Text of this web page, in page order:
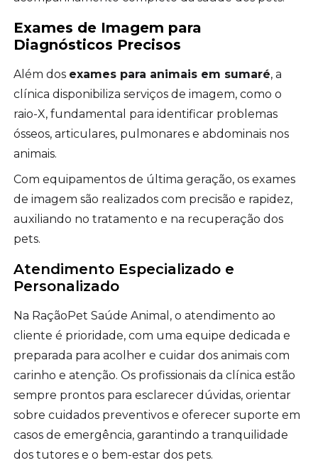
Exames de Imagem para
Diagnósticos Precisos
Além dos exames para animais em sumaré, a
clínica disponibiliza serviços de imagem, como o
raio-X, fundamental para identificar problemas
ósseos, articulares, pulmonares e abdominais nos
animais.
Com equipamentos de última geração, os exames
de imagem são realizados com precisão e rapidez,
auxiliando no tratamento e na recuperação dos
pets.
Atendimento Especializado e
Personalizado
Na RaçãoPet Saúde Animal, o atendimento ao
cliente é prioridade, com uma equipe dedicada e
preparada para acolher e cuidar dos animais com
carinho e atenção. Os profissionais da clínica estão
sempre prontos para esclarecer dúvidas, orientar
sobre cuidados preventivos e oferecer suporte em
casos de emergência, garantindo a tranquilidade
dos tutores e o bem-estar dos pets.